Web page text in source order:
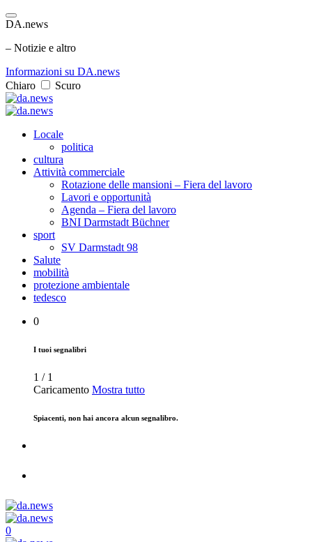
DA.news
– Notizie e altro
Informazioni su DA.news
Chiaro
Scuro
Locale
politica
cultura
Attività commerciale
Rotazione delle mansioni – Fiera del lavoro
Lavori e opportunità
Agenda – Fiera del lavoro
BNI Darmstadt Büchner
sport
SV Darmstadt 98
Salute
mobilità
protezione ambientale
tedesco
0
I tuoi segnalibri
1 / 1
Caricamento Mostra tutto
Spiacenti, non hai ancora alcun segnalibro.
0